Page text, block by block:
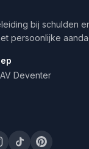
bij schulden
persoonlijke
Deventer